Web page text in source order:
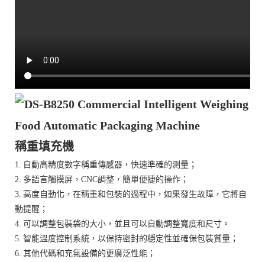
稱重填充機
1. 自動高精度數字稱重傳感器，快速準確的測量；
2. 多語言觸摸屏，CNC調整，簡單便捷的操作；
3. 高度自動化，在稱重和包裝的過程中，如果發生故障，它將自
動提醒；
4. 可以調整包裝袋的大小，並且可以自動調整寬度和尺寸。
5. 智能溫度控制系統，以保持密封的穩定性並確保包裝質量；
6. 其他代碼和充氣設備的更廣泛性能；